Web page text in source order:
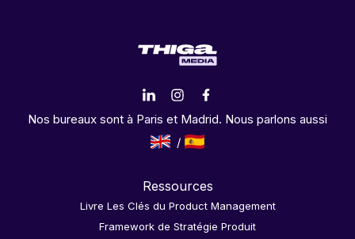
Nos bureaux sont à Paris et Madrid. Nous parlons aussi
Ressources
Livre Les Clés du Product Management
Framework de Stratégie Produit